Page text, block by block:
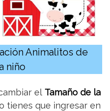
Animalitos de
niño
el Tamaño de la
tienes que ingresar en